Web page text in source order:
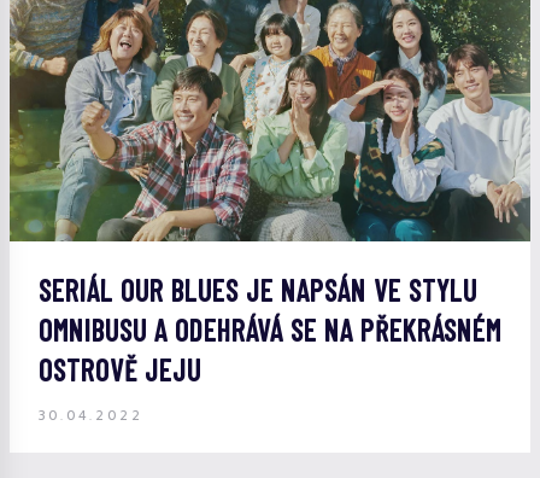
SERIÁL OUR BLUES JE NAPSÁN VE STYLU
OMNIBUSU A ODEHRÁVÁ SE NA PŘEKRÁSNÉM
OSTROVĚ JEJU
30.04.2022